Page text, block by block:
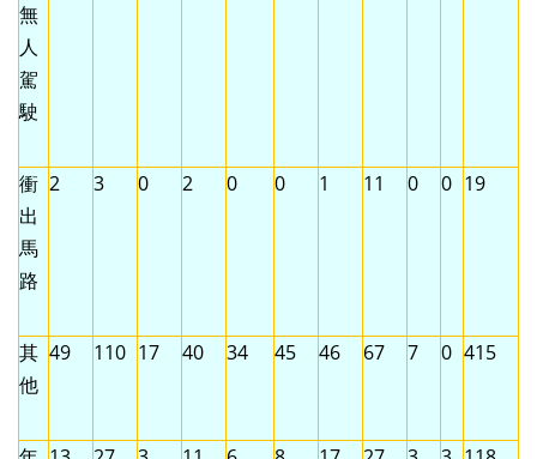
無
人
駕
駛
衝
出
馬
路
2 3 0 2 0 0 1 11 0 0 19
其
他
49 110 17 40 34 45 46 67 7 0 415